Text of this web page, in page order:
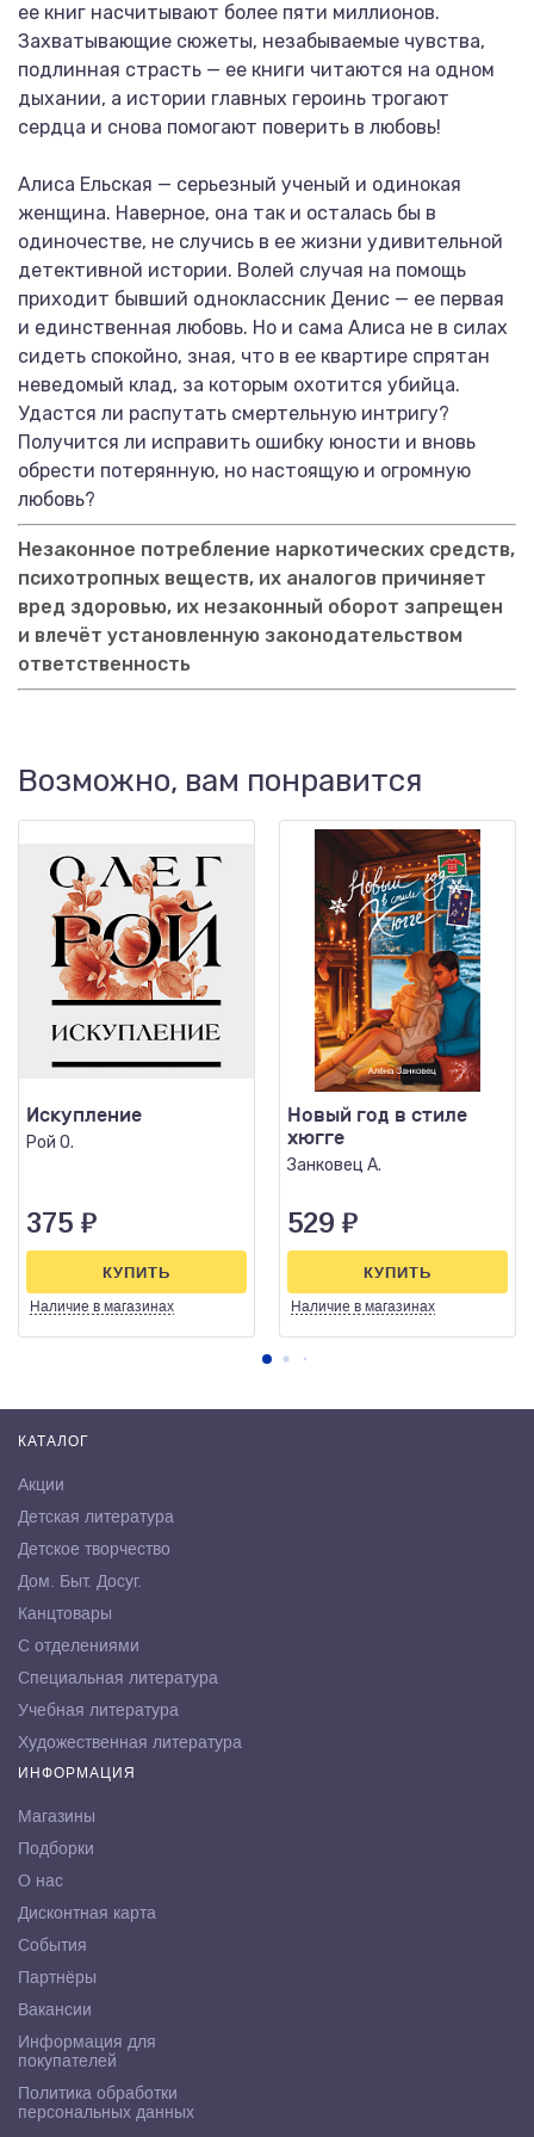
ее книг насчитывают более пяти миллионов.
Захватывающие сюжеты, незабываемые чувства,
подлинная страсть — ее книги читаются на одном
дыхании, а истории главных героинь трогают
сердца и снова помогают поверить в любовь!
Алиса Ельская — серьезный ученый и одинокая
женщина. Наверное, она так и осталась бы в
одиночестве, не случись в ее жизни удивительной
детективной истории. Волей случая на помощь
приходит бывший одноклассник Денис — ее первая
и единственная любовь. Но и сама Алиса не в силах
сидеть спокойно, зная, что в ее квартире спрятан
неведомый клад, за которым охотится убийца.
Удастся ли распутать смертельную интригу?
Получится ли исправить ошибку юности и вновь
обрести потерянную, но настоящую и огромную
любовь?
Незаконное потребление наркотических средств,
психотропных веществ, их аналогов причиняет
вред здоровью, их незаконный оборот запрещен
и влечёт установленную законодательством
ответственность
Возможно, вам понравится
Искупление
Рой О.
375 ₽
Наличие в магазинах
КУПИТЬ
Новый год в стиле
хюгге
Занковец А.
529 ₽
Наличие в магазинах
КУПИТЬ
КАТАЛОГ
Акции
Детская литература
Детское творчество
Дом. Быт. Досуг.
Канцтовары
С отделениями
Специальная литература
Учебная литература
Художественная литература
ИНФОРМАЦИЯ
Магазины
Подборки
О нас
Дисконтная карта
События
Партнёры
Вакансии
Информация для
покупателей
Политика обработки
персональных данных